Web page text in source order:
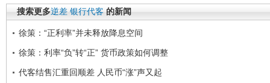
搜索更多逆差 银行代客 的新闻
徐策：“正利率”并未释放降息空间
徐策：利率“负”转“正” 货币政策如何调整
代客结售汇重回顺差 人民币“涨”声又起